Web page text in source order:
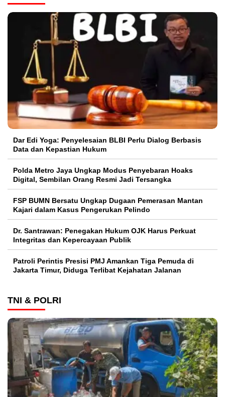
Dar Edi Yoga: Penyelesaian BLBI Perlu Dialog Berbasis
Data dan Kepastian Hukum
Polda Metro Jaya Ungkap Modus Penyebaran Hoaks
Digital, Sembilan Orang Resmi Jadi Tersangka
FSP BUMN Bersatu Ungkap Dugaan Pemerasan Mantan
Kajari dalam Kasus Pengerukan Pelindo
Dr. Santrawan: Penegakan Hukum OJK Harus Perkuat
Integritas dan Kepercayaan Publik
Patroli Perintis Presisi PMJ Amankan Tiga Pemuda di
Jakarta Timur, Diduga Terlibat Kejahatan Jalanan
TNI & POLRI